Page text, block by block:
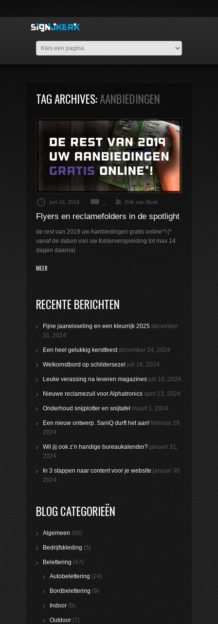
TAG ARCHIVES:AANBIEDINGEN
juni 18, 2019 Erik van Beek
Flyers en reclamefolders in de spotlight
de rest van 2019 uw Aanbiedingen gratis online*! (*
vanaf de datum van uw folderverspreiding tot max 14
dagen daarna)
MEER
RECENTE BERICHTEN
Fijne jaarwisseling en een kleurrijk 2025 december
31, 2024
Een heel gelukkig kerstfeest december 24, 2024
Welkomstbord op schildersezel juli 16, 2024
Leuke verassing na leveren magazines juli 16, 2024
Nieuwe reclamezuil voor Alphatronics april 23, 2024
Onderhoud snijplotter en snijtafel maart 1, 2024
Een nieuw ontwerp. SaniQ durft het aan! februari 29,
2024
Wil jij ook z’n handige bureaukalender? januari 31,
2024
In 3 stappen naar content voor je website januari 30,
2024
BLOG CATEGORIEËN
Algemeen (60)
Bedrijfskleding (5)
Belettering (47)
Autobelettering (24)
Bordbelettering (9)
Indoor (9)
Outdoor (7)